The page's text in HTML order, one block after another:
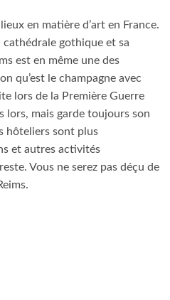
en matière d’art en France.
cathédrale gothique et sa
est en même une des
qu’est le champagne avec
lors de la Première Guerre
lors, mais garde toujours son
hôteliers sont plus
et autres activités
Vous ne serez pas déçu de